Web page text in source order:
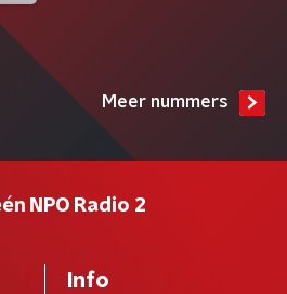
Meer nummers
NPO Radio 2
Info